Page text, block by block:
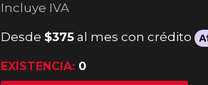
Incluye IVA
Desde $375 al mes con crédito
EXISTENCIA: 0